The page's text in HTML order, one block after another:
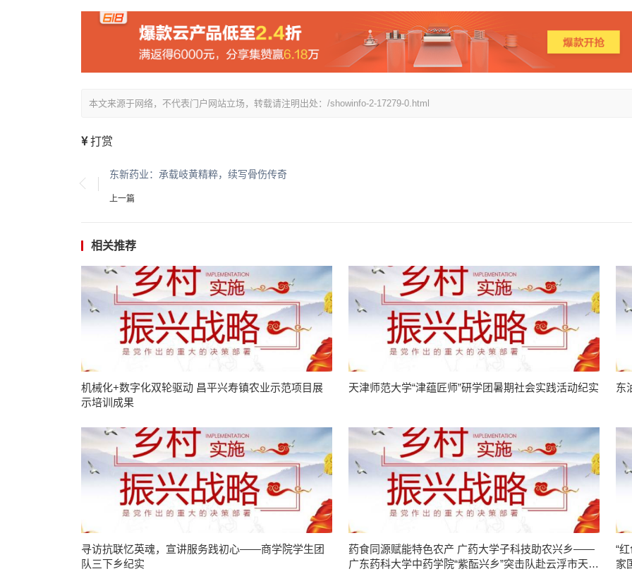
本文来源于网络，不代表门户网站立场，转载请注明出处：/showinfo-2-17279-0.html
打赏
​东新药业：承载岐黄精粹，续写骨伤传奇
上一篇
相关推荐
机械化+数字化双轮驱动 昌平兴寿镇农业示范项目展
示培训成果
天津师范大学“津蕴匠师”研学团暑期社会实践活动纪实 东
寻访抗联忆英魂，宣讲服务践初心——商学院学生团
队三下乡纪实
药食同源赋能特色农产 广药大学子科技助农兴乡——
广东药科大学中药学院“紫酝兴乡”突击队赴云浮市天堂
“
家